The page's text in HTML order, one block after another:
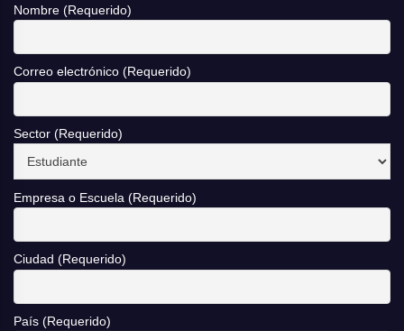
Nombre (Requerido)
Correo electrónico (Requerido)
Sector (Requerido)
Empresa o Escuela (Requerido)
Ciudad (Requerido)
País (Requerido)